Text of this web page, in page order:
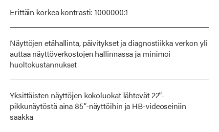
Erittäin korkea kontrasti: 1000000:1
Näyttöjen etähallinta, päivitykset ja diagnostiikka verkon yli
auttaa näyttöverkostojen hallinnassa ja minimoi
huoltokustannukset
Yksittäisten näyttöjen kokoluokat lähtevät 22”-
pikkunäytöstä aina 85”-näyttöihin ja HB-videoseiniin
saakka